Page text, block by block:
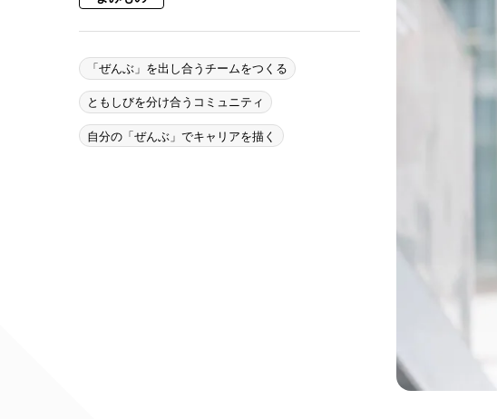
「ぜんぶ」を出し合うチームをつくる
ともしびを分け合うコミュニティ
自分の「ぜんぶ」でキャリアを描く